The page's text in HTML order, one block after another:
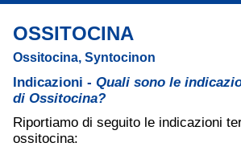
OSSITOCINA
Ossitocina, Syntocinon
Indicazioni - Quali sono le
di Ossitocina?
Riportiamo di seguito le indicazioni
ossitocina: